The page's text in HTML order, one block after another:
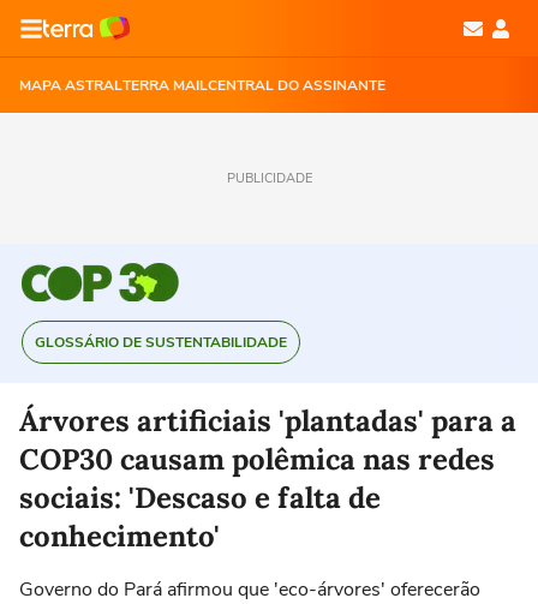
MAPA ASTRALTERRA MAILCENTRAL DO ASSINANTE
PUBLICIDADE
GLOSSÁRIO DE SUSTENTABILIDADE
Árvores artificiais 'plantadas' para a
COP30 causam polêmica nas redes
sociais: 'Descaso e falta de
conhecimento'
Governo do Pará afirmou que 'eco-árvores' oferecerão